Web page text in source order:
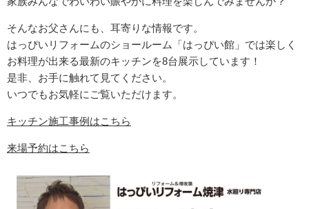
そんなお父さんにも、耳寄りな情報です。
はっぴいリフォームのショールーム「はっぴい館」では楽しく
お料理が出来る最新のキッチンを8台展示しています！
是非、お手に触れて見てください。
いつでもお気軽にご覧いただけます。
キッチン施工事例はこちら
来場予約はこちら